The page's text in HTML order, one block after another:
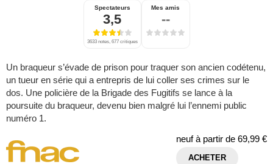
Spectateurs
3,5
3633 notes, 677 critiques
Mes amis
--
Un braqueur s’évade de prison pour traquer son ancien codétenu,
un tueur en série qui a entrepris de lui coller ses crimes sur le
dos. Une policière de la Brigade des Fugitifs se lance à la
poursuite du braqueur, devenu bien malgré lui l’ennemi public
numéro 1.
neuf à partir de 69,99 €
ACHETER